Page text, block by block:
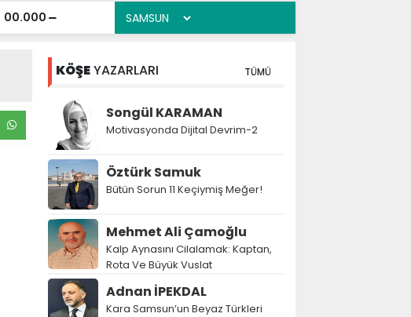
00.000
KÖŞEYAZARLARI TÜMÜ
Songül KARAMAN
Motivasyonda Dijital Devrim-2
Öztürk Samuk
Bütün Sorun 11 Keçiymiş Meğer!
Mehmet Ali Çamoğlu
Kalp Aynasını Cilalamak: Kaptan,
Rota Ve Büyük Vuslat
Adnan İPEKDAL
Kara Samsun’un Beyaz Türkleri